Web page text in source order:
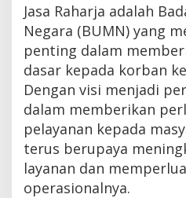
Jasa Raharja adalah
Negara (BUMN) yang
penting dalam
dasar kepada korban
Dengan visi menjadi
dalam memberikan
pelayanan kepada
terus berupaya
layanan dan
operasionalnya.